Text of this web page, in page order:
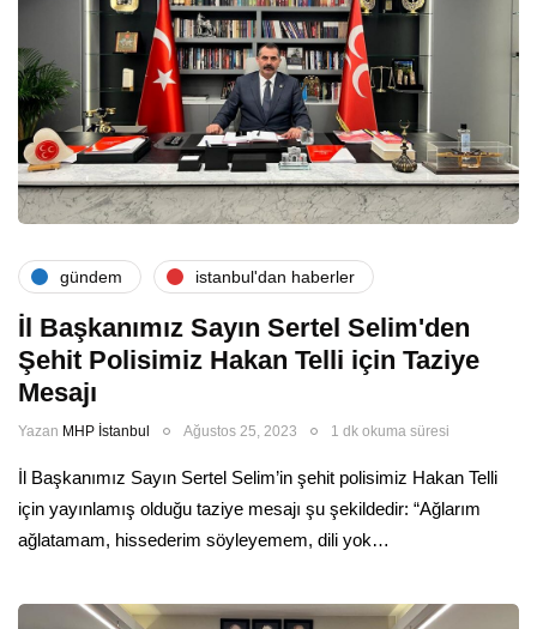
gündem i̇stanbul'dan haberler
İl Başkanımız Sayın Sertel Selim'den
Şehit Polisimiz Hakan Telli için Taziye
Mesajı
Yazan MHP İstanbul Ağustos 25, 2023 1 dk okuma süresi
İl Başkanımız Sayın Sertel Selim’in şehit polisimiz Hakan Telli
için yayınlamış olduğu taziye mesajı şu şekildedir: “Ağlarım
ağlatamam, hissederim söyleyemem, dili yok…